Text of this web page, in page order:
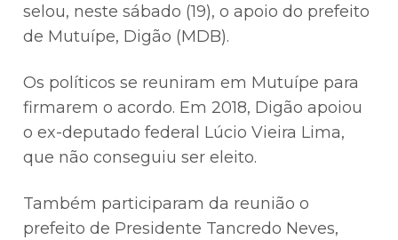
selou, neste sábado (19), o apoio do prefeito
de Mutuípe, Digão (MDB).
Os políticos se reuniram em Mutuípe para
firmarem o acordo. Em 2018, Digão apoiou
o ex-deputado federal Lúcio Vieira Lima,
que não conseguiu ser eleito.
Também participaram da reunião o
prefeito de Presidente Tancredo Neves,